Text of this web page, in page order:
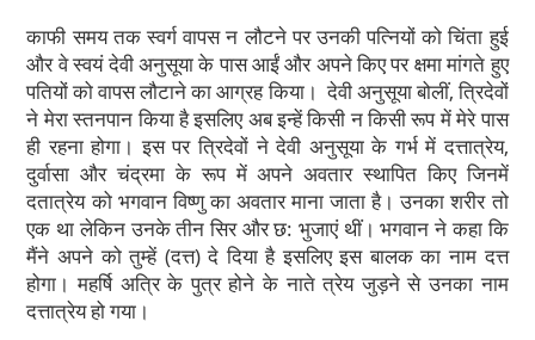
काफी समय तक स्वर्ग वापस न लौटने पर उनकी पत्नियों को चिंता हुई
और वे स्वयं देवी अनुसूया के पास आईं और अपने किए पर क्षमा मांगते हुए
पतियों को वापस लौटाने का आग्रह किया। देवी अनुसूया बोलीं, त्रिदेवों
ने मेरा स्तनपान किया है इसलिए अब इन्हें किसी न किसी रूप में मेरे पास
ही रहना होगा। इस पर त्रिदेवों ने देवी अनुसूया के गर्भ में दत्तात्रेय,
दुर्वासा और चंद्रमा के रूप में अपने अवतार स्थापित किए जिनमें
दतात्रेय को भगवान विष्णु का अवतार माना जाता है। उनका शरीर तो
एक था लेकिन उनके तीन सिर और छ: भुजाएं थीं। भगवान ने कहा कि
मैंने अपने को तुम्हें (दत्त) दे दिया है इसलिए इस बालक का नाम दत्त
होगा। महर्षि अत्रि के पुत्र होने के नाते त्रेय जुड़ने से उनका नाम
दत्तात्रेय हो गया।